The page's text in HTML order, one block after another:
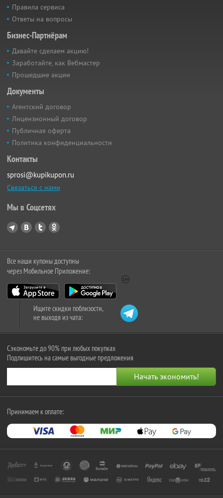
Правила сервиса
Ответы на вопросы
Бизнес-Партнёрам
Давайте сделаем акцию!
Заработайте, как Вебмастер
Прошедшие акции
Документы
Агентский договор
Лицензионный договор
Публичная оферта
Политика конфиденциальности
Контакты
sprosi@kupikupon.ru
Связаться с нами
Мы в Соцсетях
Все наши купоны доступны
через Мобильное Приложение:
Ищите скидки поблизости,
не выходя из чата:
Сэкономьте до 90% при любых покупках
Подпишитесь на самые выгодные предложения
Принимаем к оплате: